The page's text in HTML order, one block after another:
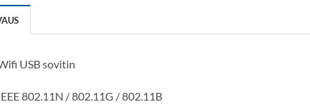
USB sovitin
802.11N / 802.11G / 802.11B